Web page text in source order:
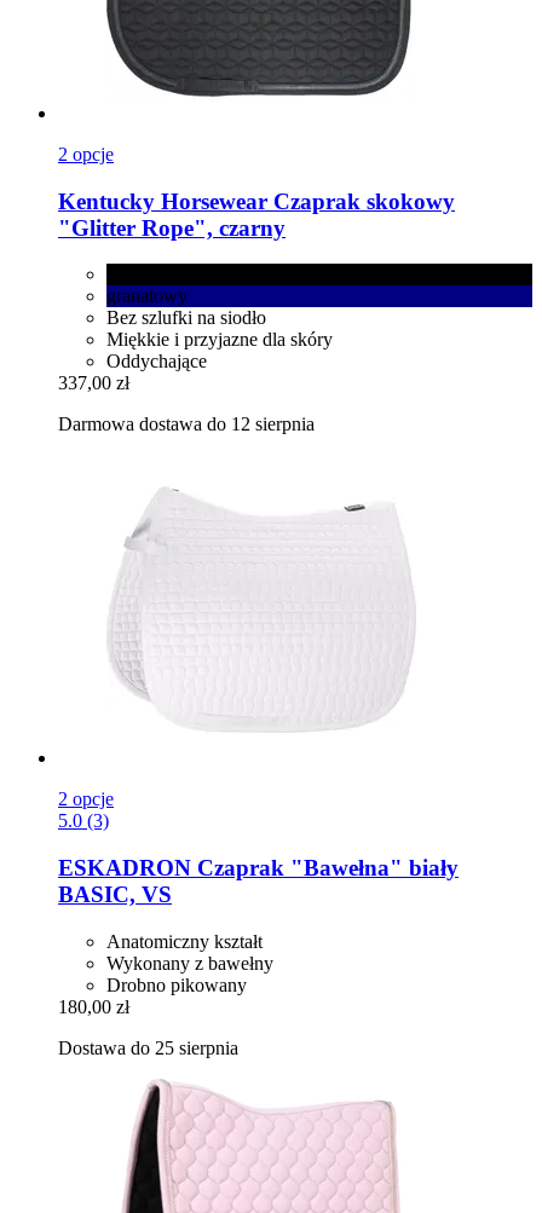
2 opcje
Kentucky Horsewear Czaprak skokowy
"Glitter Rope", czarny
granatowy
Bez szlufki na siodło
Miękkie i przyjazne dla skóry
Oddychające
337,00 zł
Darmowa dostawa do 12 sierpnia
2 opcje
5.0 (3)
ESKADRON Czaprak "Bawełna" biały
BASIC, VS
Anatomiczny kształt
Wykonany z bawełny
Drobno pikowany
180,00 zł
Dostawa do 25 sierpnia